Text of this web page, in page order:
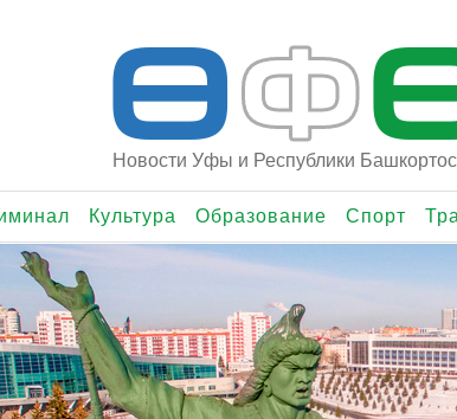
ӨФ
Новости Уфы и Республики
Культура Образование Спорт